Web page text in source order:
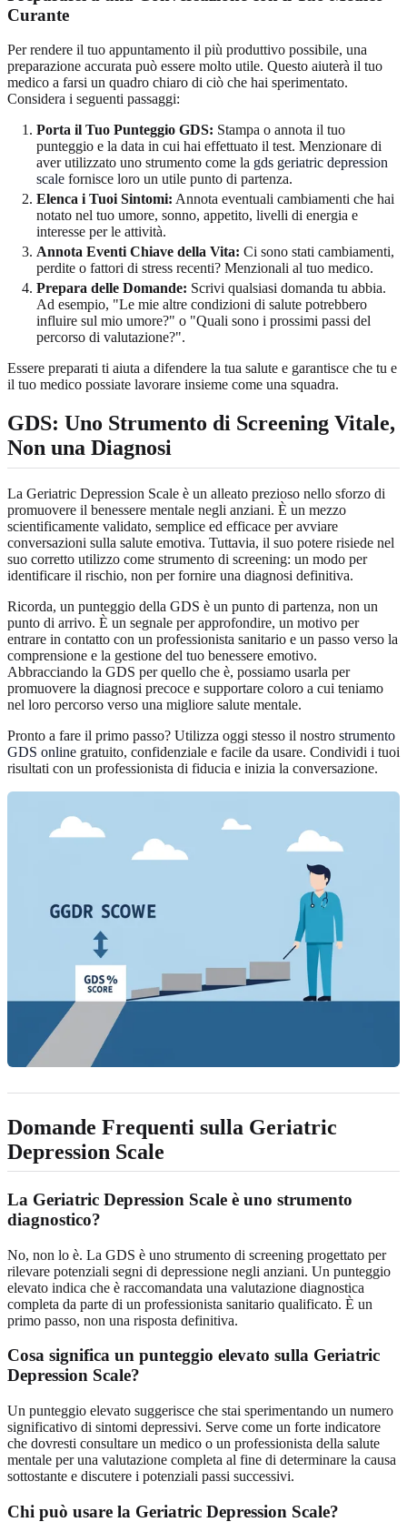
Curante
Per rendere il tuo appuntamento il più produttivo possibile, una
preparazione accurata può essere molto utile. Questo aiuterà il tuo
medico a farsi un quadro chiaro di ciò che hai sperimentato.
Considera i seguenti passaggi:
Porta il Tuo Punteggio GDS: Stampa o annota il tuo
punteggio e la data in cui hai effettuato il test. Menzionare di
aver utilizzato uno strumento come la gds geriatric depression
scale fornisce loro un utile punto di partenza.
Elenca i Tuoi Sintomi: Annota eventuali cambiamenti che hai
notato nel tuo umore, sonno, appetito, livelli di energia e
interesse per le attività.
Annota Eventi Chiave della Vita: Ci sono stati cambiamenti,
perdite o fattori di stress recenti? Menzionali al tuo medico.
Prepara delle Domande: Scrivi qualsiasi domanda tu abbia.
Ad esempio, "Le mie altre condizioni di salute potrebbero
influire sul mio umore?" o "Quali sono i prossimi passi del
percorso di valutazione?".
Essere preparati ti aiuta a difendere la tua salute e garantisce che tu e
il tuo medico possiate lavorare insieme come una squadra.
GDS: Uno Strumento di Screening Vitale,
Non una Diagnosi
La Geriatric Depression Scale è un alleato prezioso nello sforzo di
promuovere il benessere mentale negli anziani. È un mezzo
scientificamente validato, semplice ed efficace per avviare
conversazioni sulla salute emotiva. Tuttavia, il suo potere risiede nel
suo corretto utilizzo come strumento di screening: un modo per
identificare il rischio, non per fornire una diagnosi definitiva.
Ricorda, un punteggio della GDS è un punto di partenza, non un
punto di arrivo. È un segnale per approfondire, un motivo per
entrare in contatto con un professionista sanitario e un passo verso la
comprensione e la gestione del tuo benessere emotivo.
Abbracciando la GDS per quello che è, possiamo usarla per
promuovere la diagnosi precoce e supportare coloro a cui teniamo
nel loro percorso verso una migliore salute mentale.
Pronto a fare il primo passo? Utilizza oggi stesso il nostro strumento
GDS online gratuito, confidenziale e facile da usare. Condividi i tuoi
risultati con un professionista di fiducia e inizia la conversazione.
Domande Frequenti sulla Geriatric
Depression Scale
La Geriatric Depression Scale è uno strumento
diagnostico?
No, non lo è. La GDS è uno strumento di screening progettato per
rilevare potenziali segni di depressione negli anziani. Un punteggio
elevato indica che è raccomandata una valutazione diagnostica
completa da parte di un professionista sanitario qualificato. È un
primo passo, non una risposta definitiva.
Cosa significa un punteggio elevato sulla Geriatric
Depression Scale?
Un punteggio elevato suggerisce che stai sperimentando un numero
significativo di sintomi depressivi. Serve come un forte indicatore
che dovresti consultare un medico o un professionista della salute
mentale per una valutazione completa al fine di determinare la causa
sottostante e discutere i potenziali passi successivi.
Chi può usare la Geriatric Depression Scale?